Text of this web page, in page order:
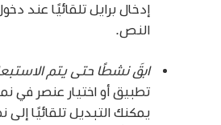
إدخال برايل تلقائيًا عند
النص.
ابقَ نشطًا حتى يتم
تطبيق أو اختيار عنصر في
يمكنك التبديل تلقائيًا إلى